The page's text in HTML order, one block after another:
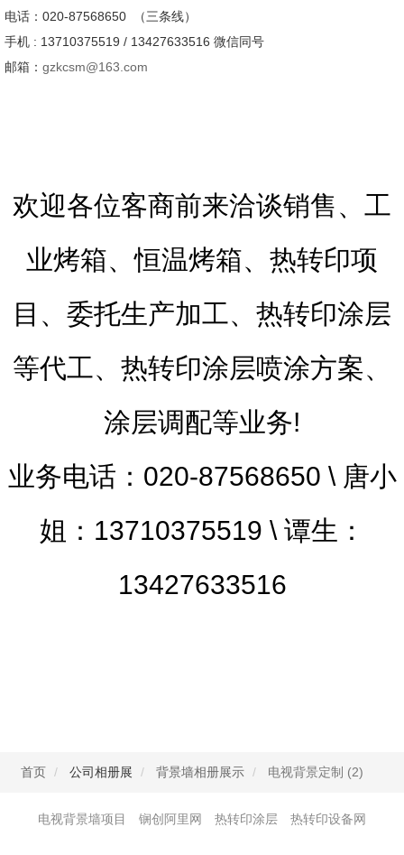
电话：020-87568650 （三条线）
手机 : 13710375519 / 13427633516 微信同号
邮箱： gzkcsm@163.com
欢迎各位客商前来洽谈销售、工
业烤箱、恒温烤箱、热转印项
目、委托生产加工、热转印涂层
等代工、热转印涂层喷涂方案、
涂层调配等业务!
业务电话：020-87568650 \ 唐小
姐：13710375519 \ 谭生：
13427633516
首页 公司相册展 背景墙相册展示 电视背景定制 (2)
电视背景墙项目 锎创阿里网 热转印涂层 热转印设备网